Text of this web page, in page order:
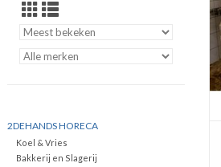
2DEHANDS HORECA
Koel & Vries
Bakkerij en Slagerij